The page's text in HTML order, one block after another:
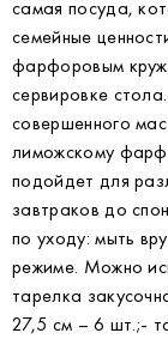
самая посуда,
семейные
фарфоровым
сервировке
совершенного
лиможскому
подойдет для
завтраков до
по уходу: мыть
режиме. Можно
тарелка
27,5 см – 6 шт.;-